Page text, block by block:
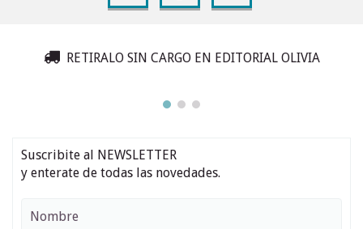
RETIRALO SIN CARGO EN EDITORIAL OLIVIA
Suscribite al NEWSLETTER
y enterate de todas las novedades.